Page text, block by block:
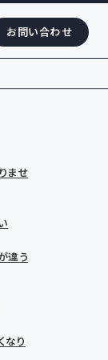
お問い合わせ
ませ
違う
なり